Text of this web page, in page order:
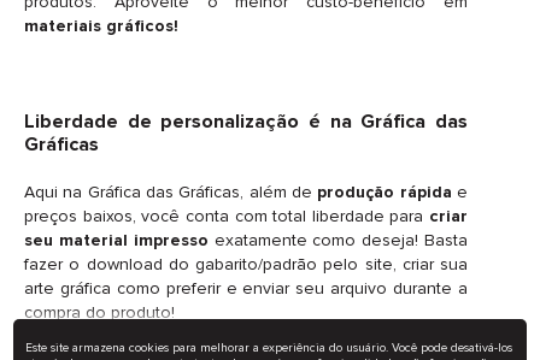
materiais gráficos!
Liberdade de personalização é na Gráfica das
Gráficas
Aqui na Gráfica das Gráficas, além de produção rápida e
preços baixos, você conta com total liberdade para criar
seu material impresso exatamente como deseja! Basta
fazer o download do gabarito/padrão pelo site, criar sua
arte gráfica como preferir e enviar seu arquivo durante a
compra do produto!
Este site armazena cookies para melhorar a experiência do usuário. Você pode desativá-los